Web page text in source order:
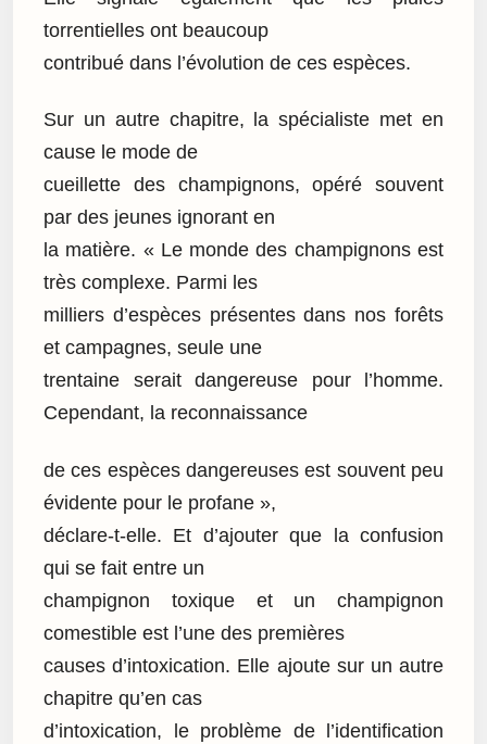
torrentielles ont beaucoup
contribué dans l’évolution de ces espèces.
Sur un autre chapitre, la spécialiste met en
cause le mode de
cueillette des champignons, opéré souvent
par des jeunes ignorant en
la matière. « Le monde des champignons est
très complexe. Parmi les
milliers d’espèces présentes dans nos forêts
et campagnes, seule une
trentaine serait dangereuse pour l’homme.
Cependant, la reconnaissance
de ces espèces dangereuses est souvent peu
évidente pour le profane »,
déclare-t-elle. Et d’ajouter que la confusion
qui se fait entre un
champignon toxique et un champignon
comestible est l’une des premières
causes d’intoxication. Elle ajoute sur un autre
chapitre qu’en cas
d’intoxication, le problème de l’identification